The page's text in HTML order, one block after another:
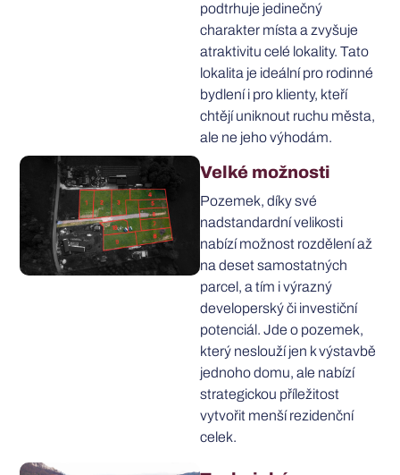
podtrhuje jedinečný
charakter místa a zvyšuje
atraktivitu celé lokality. Tato
lokalita je ideální pro rodinné
bydlení i pro klienty, kteří
chtějí uniknout ruchu města,
ale ne jeho výhodám.
Velké možnosti
Pozemek, díky své
nadstandardní velikosti
nabízí možnost rozdělení až
na deset samostatných
parcel, a tím i výrazný
developerský či investiční
potenciál. Jde o pozemek,
který neslouží jen k výstavbě
jednoho domu, ale nabízí
strategickou příležitost
vytvořit menší rezidenční
celek.